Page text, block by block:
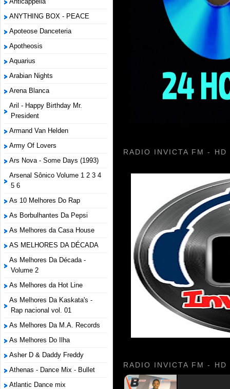
ANYTHING BOX - PEACE
Apoteose Danceteria
Apotheosis
Aquarius
Arabian Nights
Arena Blanca
Aril - Happy Birthday Mr.
President
Armand Van Helden
Army Of Lovers
Ars Nova - Some Days (1993)
Arsenal Sônico Volume 1 2 3 4
5 6
As 10 Melhores Do Rap
As Borbulhantes Da Pepsi
As Melhores da Casa House
AS MELHORES DA DÉCADA
As Melhores Da Década -
Volume 2
As Melhores da Hot Line
As Melhores Da Kaskata's -
Rap nacional vol. 01
As Melhores Da M.A. Records
As Melhores Do Ilha
Asher D & Daddy Freddy
Athenas - Dance Mix - Bullet
Atlantic Dance mix
RADIO INVICTA FM - HD
RADIO INVICTA FM - HD